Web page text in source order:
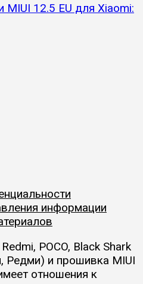
MIUI 12.5 EU для Xiaomi:
информации
POCO, Black Shark
Редми) и прошивка MIUI
отношения к